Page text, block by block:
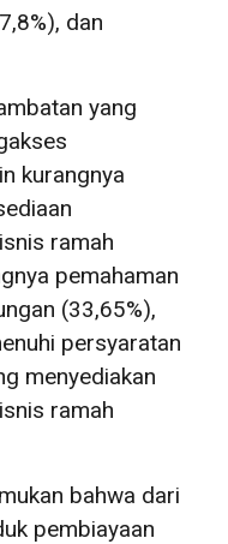
dan
yang
kurangnya
ramah
pemahaman
(33,65%),
persyaratan
menyediakan
ramah
bahwa dari
pembiayaan